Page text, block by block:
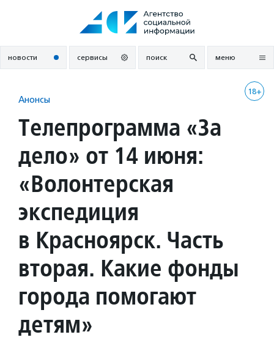
новости сервисы поиск меню
18+
Анонсы
Телепрограмма «За
дело» от 14 июня:
«Волонтерская
экспедиция
в Красноярск. Часть
вторая. Какие фонды
города помогают
детям»